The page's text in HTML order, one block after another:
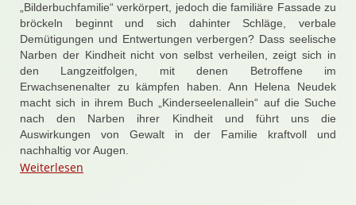
„Bilderbuchfamilie“ verkörpert, jedoch die familiäre Fassade zu
bröckeln beginnt und sich dahinter Schläge, verbale
Demütigungen und Entwertungen verbergen? Dass seelische
Narben der Kindheit nicht von selbst verheilen, zeigt sich in
den Langzeitfolgen, mit denen Betroffene im
Erwachsenenalter zu kämpfen haben. Ann Helena Neudek
macht sich in ihrem Buch „Kinderseelenallein“ auf die Suche
nach den Narben ihrer Kindheit und führt uns die
Auswirkungen von Gewalt in der Familie kraftvoll und
nachhaltig vor Augen.
Weiterlesen